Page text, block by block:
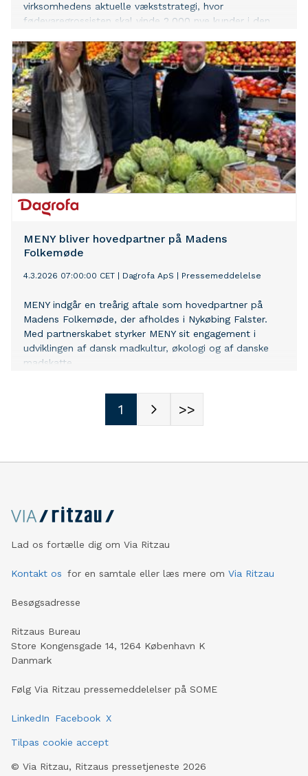
virksomhedens aktuelle vækststrategi, hvor
fødevaregrossisten skal vinde 2.000 nye kunder i den
MENY bliver hovedpartner på Madens
Folkemøde
4.3.2026 07:00:00 CET Dagrofa ApS Pressemeddelelse
MENY indgår en treårig aftale som hovedpartner på
Madens Folkemøde, der afholdes i Nykøbing Falster.
Med partnerskabet styrker MENY sit engagement i
udviklingen af dansk madkultur, økologi og af danske
madskatte.
1 >>
Lad os fortælle dig om Via Ritzau
Kontakt os for en samtale eller læs mere om Via Ritzau
Besøgsadresse
Ritzaus Bureau
Store Kongensgade 14, 1264 København K
Danmark
Følg Via Ritzau pressemeddelelser på SOME
LinkedIn Facebook X
Tilpas cookie accept
© Via Ritzau, Ritzaus pressetjeneste 2026